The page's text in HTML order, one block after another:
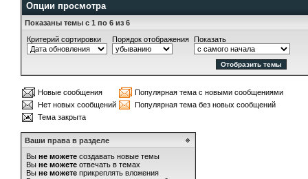
Опции просмотра
Показаны темы с 1 по 6 из 6
Критерий сортировки
Порядок отображения Показать
Новые сообщения
Популярная тема с новыми сообщениями
Нет новых сообщений
Популярная тема без новых сообщений
Тема закрыта
Ваши права в разделе
Вы не можете создавать новые темы
Вы не можете отвечать в темах
Вы не можете прикреплять вложения